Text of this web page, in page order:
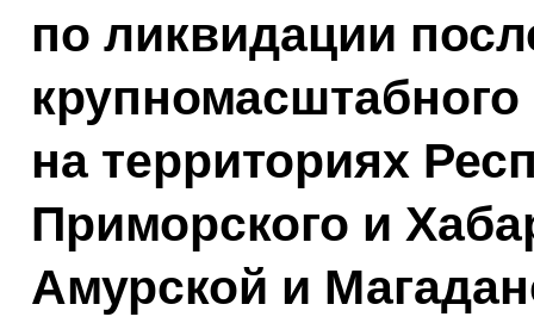
по ликвидации
на территориях
Приморского и
Амурской и